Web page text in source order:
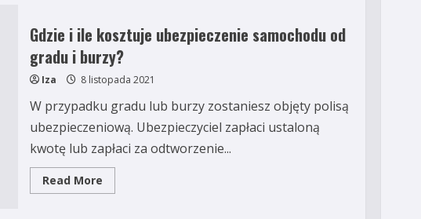
ac
Gdzie i ile kosztuje ubezpieczenie samochodu od
gradu i burzy?
Iza 8 listopada 2021
W przypadku gradu lub burzy zostaniesz objęty polisą
ubezpieczeniową. Ubezpieczyciel zapłaci ustaloną
kwotę lub zapłaci za odtworzenie...
Read MoreRead
more